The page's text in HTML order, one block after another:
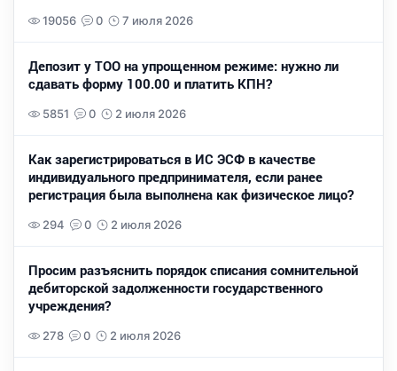
19056 0 7 июля 2026
Депозит у ТОО на упрощенном режиме: нужно ли
сдавать форму 100.00 и платить КПН?
5851 0 2 июля 2026
Как зарегистрироваться в ИС ЭСФ в качестве
индивидуального предпринимателя, если ранее
регистрация была выполнена как физическое лицо?
294 0 2 июля 2026
Просим разъяснить порядок списания сомнительной
дебиторской задолженности государственного
учреждения?
278 0 2 июля 2026